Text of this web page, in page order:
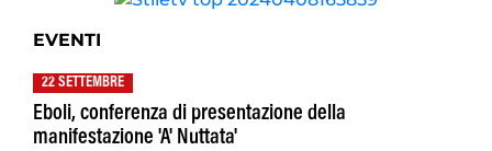
EVENTI
22 SETTEMBRE
Eboli, conferenza di presentazione della
manifestazione 'A' Nuttata'